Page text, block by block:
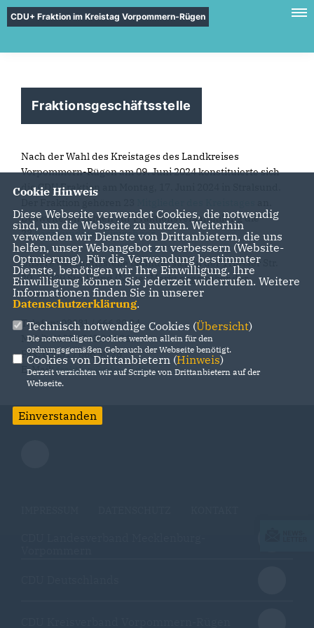
CDU+ Fraktion im Kreistag Vorpommern-Rügen
Fraktionsgeschäftsstelle
Nach der Wahl des Kreistages des Landkreises
Vorpommern-Rügen am 09. Juni 2024 konstituierte sich
die CDU Fraktion am Montag, 17. Juni 2024 in Stralsund.
Desweiteren zählen zur Fraktionsversammlung die
23Sachkundigen Einwohner.
Unsere Geschäftsstelle befindet sich in der Tribsser Str.
20, 18439 Stralsund (Neuer Markt gegenüber der
Postbank).
Telefon: 03831 / 666 30 24
Mobil: 0152 / 545 044 96
Fax: 03831 / 666 30 25
E-Mail:fraktion@cdu-vr.de
Cookie Hinweis
Diese Webseite verwendet Cookies, die notwendig
sind, um die Webseite zu nutzen. Weiterhin
verwenden wir Dienste von Drittanbietern, die uns
helfen, unser Webangebot zu verbessern (Website-
Optmierung). Für die Verwendung bestimmter
Dienste, benötigen wir Ihre Einwilligung. Ihre
Einwilligung können Sie jederzeit widerrufen. Weitere
Informationen finden Sie in unserer
Datenschutzerklärung.
Technisch notwendige Cookies (Übersicht)
Die notwendigen Cookies werden allein für den
ordnungsgemäßen Gebrauch der Webseite benötigt.
Cookies von Drittanbietern (Hinweis)
Derzeit verzichten wir auf Scripte von Drittanbietern auf der
Webseite.
Einverstanden